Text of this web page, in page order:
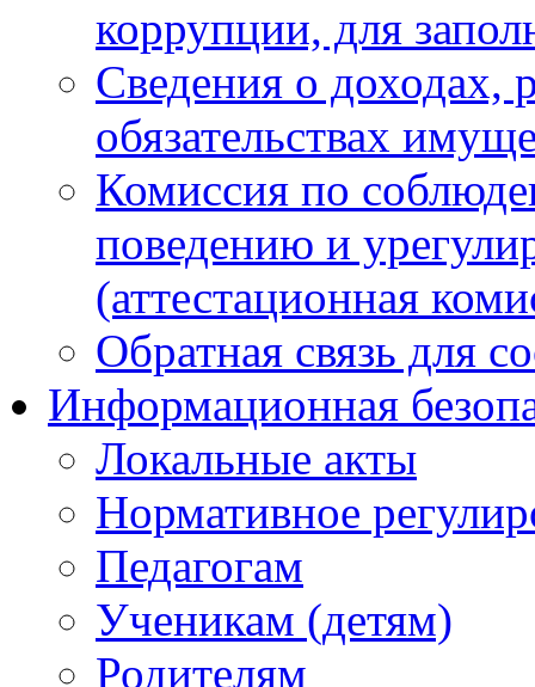
коррупции, для
Сведения о доходах,
обязательствах
Комиссия по
поведению и
(аттестационная
Обратная связь для
Информационная
Локальные акты
Нормативное
Педагогам
Ученикам (детям)
Родителям